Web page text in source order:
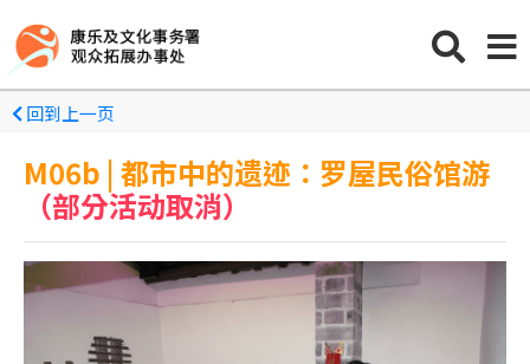
回到上一页
M06b | 都市中的遗迹：罗屋民俗馆游
（部分活动取消）